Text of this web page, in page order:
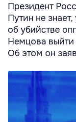
Президент
Путин не
об убийстве
Немцова выйти
Об этом он